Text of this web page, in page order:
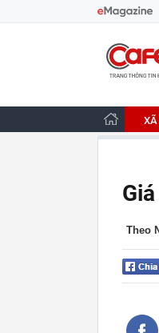
CafeBiz -
XÃ
Theo